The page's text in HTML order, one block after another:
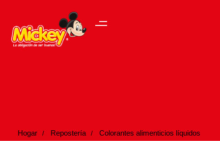
Hogar Repostería Colorantes alimenticios líquidos